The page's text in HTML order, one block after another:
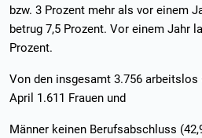
bzw. 3 Prozent mehr als vor einem
betrug 7,5 Prozent. Vor einem Jahr
Prozent.
Von den insgesamt 3.756
April 1.611 Frauen und
Männer keinen Berufsabschluss